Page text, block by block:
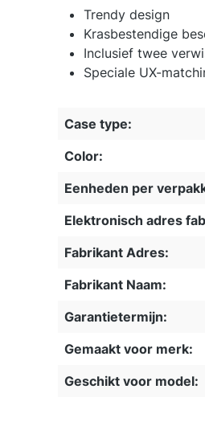
Trendy design
Krasbestendige
Inclusief twee
Speciale UX-
Case type:
Color:
Eenheden per
Elektronisch adres
Fabrikant Adres:
Fabrikant Naam:
Garantietermijn:
Gemaakt voor merk:
Geschikt voor model: